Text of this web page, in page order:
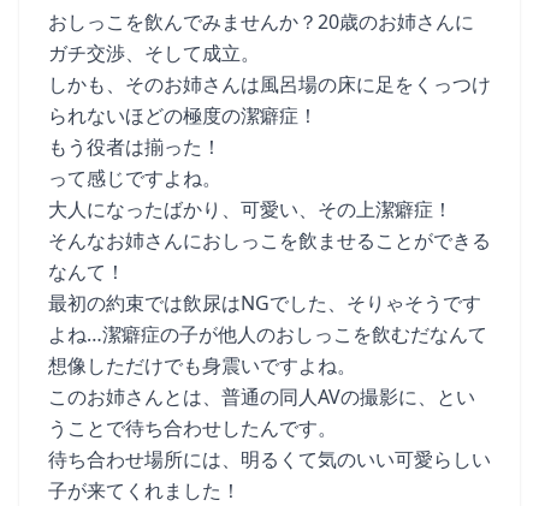
おしっこを飲んでみませんか？20歳のお姉さんに
ガチ交渉、そして成立。
しかも、そのお姉さんは風呂場の床に足をくっつけ
られないほどの極度の潔癖症！
もう役者は揃った！
って感じですよね。
大人になったばかり、可愛い、その上潔癖症！
そんなお姉さんにおしっこを飲ませることができる
なんて！
最初の約束では飲尿はNGでした、そりゃそうです
よね…潔癖症の子が他人のおしっこを飲むだなんて
想像しただけでも身震いですよね。
このお姉さんとは、普通の同人AVの撮影に、とい
うことで待ち合わせしたんです。
待ち合わせ場所には、明るくて気のいい可愛らしい
子が来てくれました！